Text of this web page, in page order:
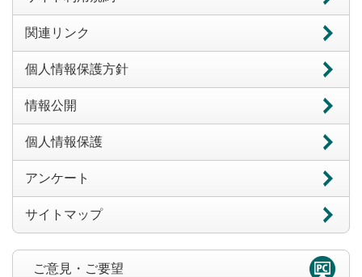
関連リンク
個人情報保護方針
情報公開
個人情報保護
アンケート
サイトマップ
ご意見・ご要望